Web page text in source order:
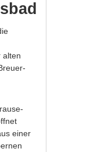
alten
einer